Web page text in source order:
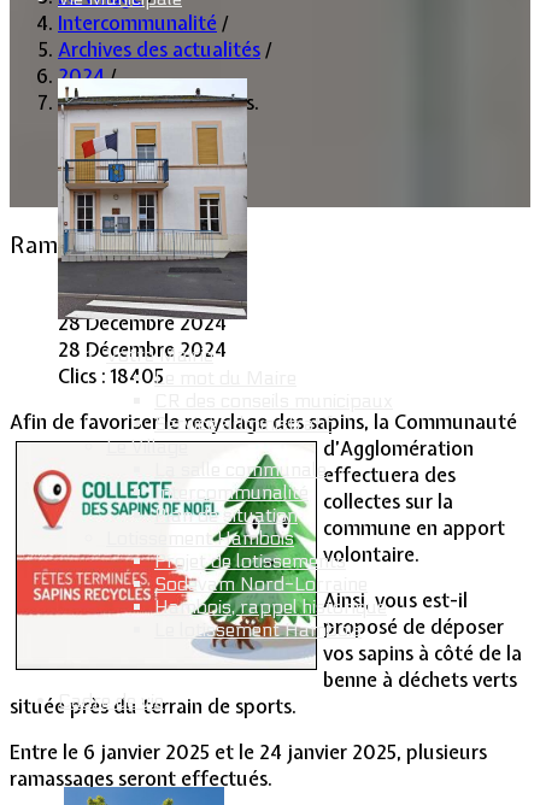
Votre Mairie
Le mot du Maire
Service administratif
Le Village
La salle communale
Intercommunalité
Plan de situation
Lotissement Hambois
Projet de lotissements
Sodevam Nord-Lorraine
Hambois, rappel historique
Le lotissement Hambois
Cadre de vie
Intercommunalité /
Archives des actualités/
2024/
Ramassage des sapins.
Ramassage des sapins.
Lommerange.fr
28 Décembre 2024
28 Décembre 2024
Clics : 18405
Afin de favoriser le recyclage des sapins, la Communauté
d’Agglomération
effectuera des
collectes sur la
commune en apport
volontaire.
Ainsi, vous est-il
proposé de déposer
vos sapins à côté de la
benne à déchets verts
située près du terrain de sports.
Entre le 6 janvier 2025 et le 24 janvier 2025, plusieurs
ramassages seront effectués.